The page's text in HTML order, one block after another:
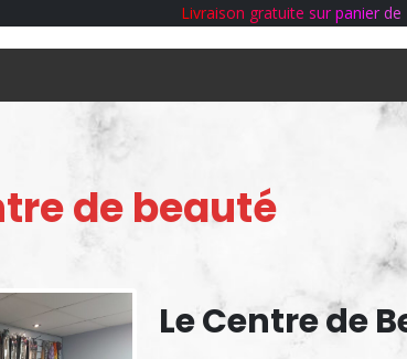
Livraison gratuite sur panier de
de beauté
Le Centre de